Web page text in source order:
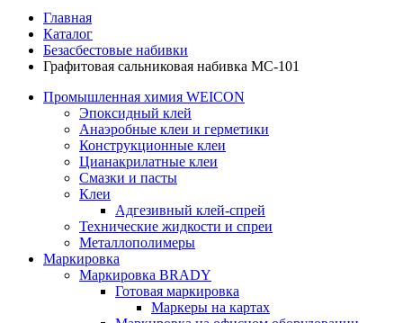
Главная
Каталог
Безасбестовые набивки
Графитовая сальниковая набивка МС-101
Промышленная химия WEICON
Эпоксидный клей
Анаэробные клеи и герметики
Конструкционные клеи
Цианакрилатные клеи
Смазки и пасты
Клеи
Адгезивный клей-спрей
Технические жидкости и спреи
Металлополимеры
Маркировка
Маркировка BRADY
Готовая маркировка
Маркеры на картах